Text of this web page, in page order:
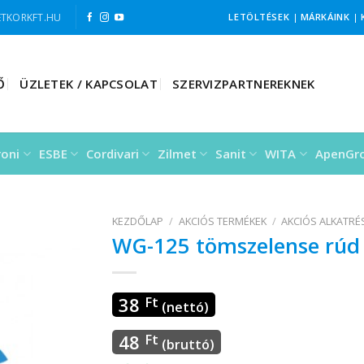
LETÖLTÉSEK | MÁRKÁINK |
ÜZLETEK / KAPCSOLAT SZERVIZPARTNEREKNEK
ESBE Cordivari Zilmet Sanit WITA
KEZDŐLAP / AKCIÓS TERMÉKEK / AKCIÓS
WG-125 tömszelense rúd
38 Ft (nettó)
48 Ft (bruttó)